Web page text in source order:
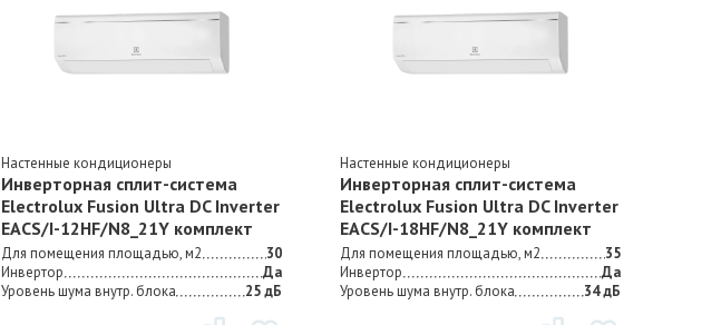
Настенные кондиционеры
Инверторная сплит-система
Electrolux Fusion Ultra DC Inverter
EACS/I-12HF/N8_21Y комплект
Для помещения площадью, м2
30
Инвертор
Да
Уровень шума внутр. блока
25 дБ
Настенные кондиционеры
Инверторная сплит-система
Electrolux Fusion Ultra DC Inverter
EACS/I-18HF/N8_21Y комплект
Для помещения площадью, м2
35
Инвертор
Да
Уровень шума внутр. блока
34 дБ